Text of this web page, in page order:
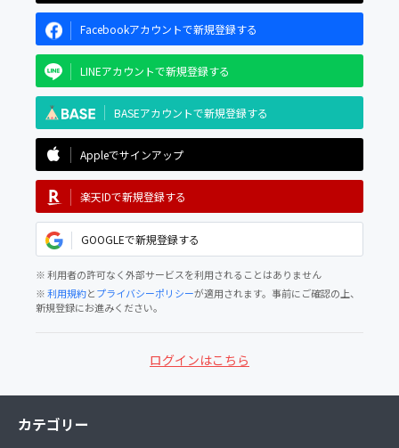
Facebookアカウントで新規登録する
LINEアカウントで新規登録する
BASEアカウントで新規登録する
Appleでサインアップ
楽天IDで新規登録する
GOOGLEで新規登録する
※ 利用者の許可なく外部サービスを利用されることはありません
※利用規約とプライバシーポリシーが適用されます。事前にご確認の上、
新規登録にお進みください。
ログインはこちら
カテゴリー